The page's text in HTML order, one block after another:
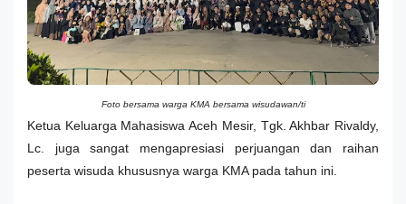
Foto bersama warga KMA bersama wisudawan/ti
Ketua Keluarga Mahasiswa Aceh Mesir, Tgk. Akhbar Rivaldy,
Lc. juga sangat mengapresiasi perjuangan dan raihan
peserta wisuda khususnya warga KMA pada tahun ini.